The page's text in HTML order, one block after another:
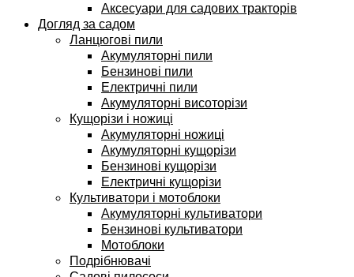
Аксесуари для садових тракторів
Догляд за садом
Ланцюгові пили
Акумуляторні пили
Бензинові пили
Електричні пили
Акумуляторні висоторізи
Кущорізи і ножиці
Акумуляторні ножиці
Акумуляторні кущорізи
Бензинові кущорізи
Електричні кущорізи
Культиватори і мотоблоки
Акумуляторні культиватори
Бензинові культиватори
Мотоблоки
Подрібнювачі